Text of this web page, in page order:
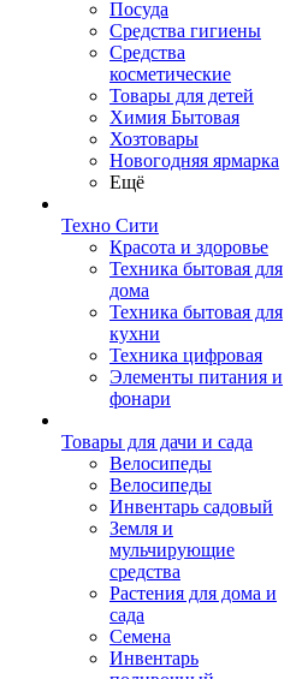
Посуда
Средства гигиены
Средства
косметические
Товары для детей
Химия Бытовая
Хозтовары
Новогодняя ярмарка
Ещё
Техно Сити
Красота и здоровье
Техника бытовая для
дома
Техника бытовая для
кухни
Техника цифровая
Элементы питания и
фонари
Товары для дачи и сада
Велосипеды
Велосипеды
Инвентарь садовый
Земля и
мульчирующие
средства
Растения для дома и
сада
Семена
Инвентарь